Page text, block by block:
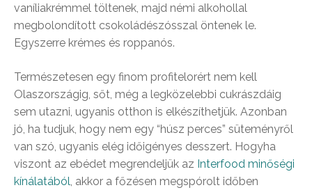
vaníliakrémmel töltenek, majd némi alkohollal
megbolondított csokoládészósszal öntenek le.
Egyszerre krémes és roppanós.
Természetesen egy finom profitelorért nem kell
Olaszországig, sőt, még a legközelebbi cukrászdáig
sem utazni, ugyanis otthon is elkészíthetjük. Azonban
jó, ha tudjuk, hogy nem egy “húsz perces” süteményről
van szó, ugyanis elég időigényes desszert. Hogyha
viszont az ebédet megrendeljük az Interfood minőségi
kínálatából , akkor a főzésen megspórolt időben